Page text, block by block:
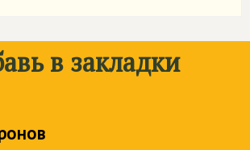
в закладки